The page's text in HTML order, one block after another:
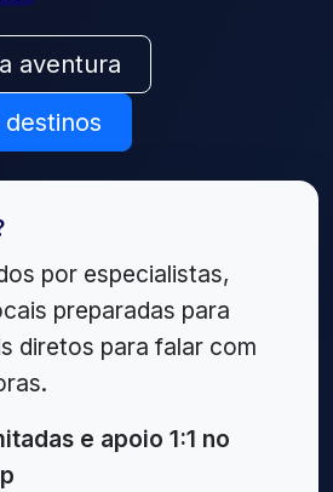
aventura
por especialistas,
preparadas para
diretos para falar com
e apoio 1:1 no